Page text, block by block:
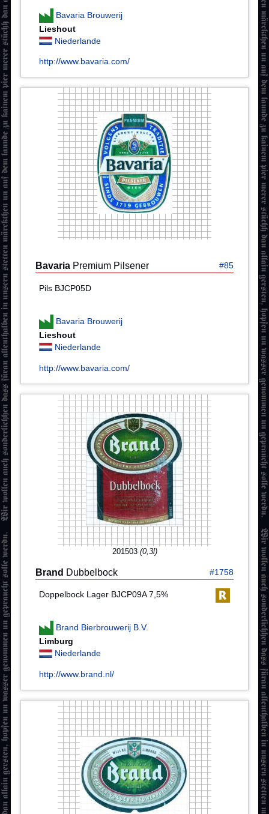
Bavaria Brouwerij
Lieshout
Niederlande
http://www.bavaria.com/
Bavaria Premium Pilsener #85
Pils BJCP05D
Bavaria Brouwerij
Lieshout
Niederlande
http://www.bavaria.com/
201503 (0,3l)
Brand Dubbelbock #1758
Doppelbock Lager BJCP09A 7,5%
Brand Bierbrouwerij B.V.
Limburg
Niederlande
http://www.brand.nl/